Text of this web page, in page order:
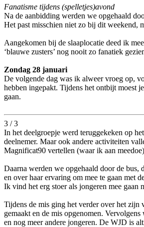
Fanatisme tijdens (spelletjes)avond
Na de aanbidding werden we opgehaald
Het past misschien niet zo bij dit weekend,
Aangekomen bij de slaaplocatie deed ik
‘blauwe zusters’ nog nooit zo fanatiek
Zondag 28 januari
De volgende dag was ik alweer vroeg op,
hebben ingepakt. Tijdens het ontbijt moest
gaan.
3 / 3
In het deelgroepje werd teruggekeken op
deelnemer. Maar ook andere activiteiten
Magnificat90 vertellen (waar ik aan
Daarna werden we opgehaald door de bus,
en over haar ervaring om mee te gaan met
Ik vind het erg stoer als jongeren mee gaan
Tijdens de mis ging het verder over het
gemaakt en de mis opgenomen.
en nog meer andere jongeren. De WJD is